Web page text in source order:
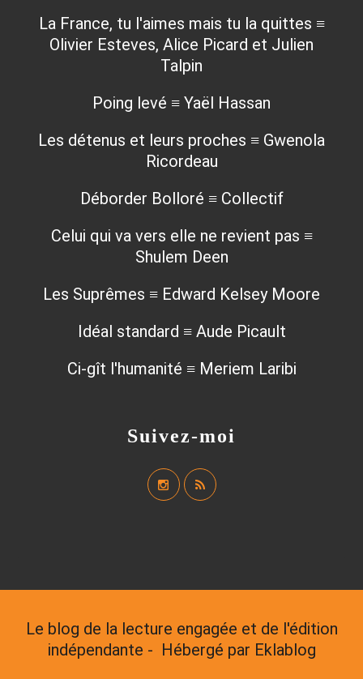
Suivez-moi
La France, tu l'aimes mais tu la quittes ≡
Olivier Esteves, Alice Picard et Julien
Talpin
Poing levé ≡ Yaël Hassan
Les détenus et leurs proches ≡ Gwenola
Ricordeau
Déborder Bolloré ≡ Collectif
Celui qui va vers elle ne revient pas ≡
Shulem Deen
Les Suprêmes ≡ Edward Kelsey Moore
Idéal standard ≡ Aude Picault
Ci-gît l'humanité ≡ Meriem Laribi
Le blog de la lecture engagée et de l'édition
indépendante - Hébergé par Eklablog